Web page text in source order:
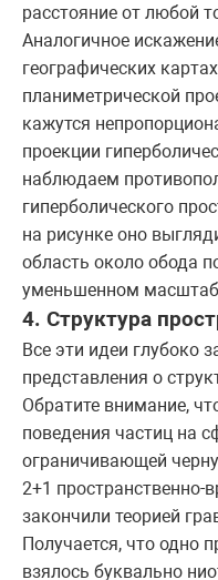
расстояние от любой
Аналогичное
географических
планиметрической
кажутся
проекции
наблюдаем
гиперболического
на рисунке оно
область около обода
уменьшенном
4. Структура
Все эти идеи глубоко
представления о
Обратите внимание,
поведения частиц на
ограничивающей
2+1
закончили теорией
Получается, что одно
взялось буквально